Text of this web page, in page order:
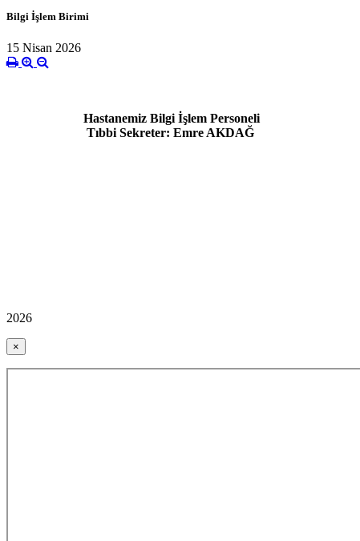
Bilgi İşlem Birimi
15 Nisan 2026
Hastanemiz Bilgi İşlem Personeli
Tıbbi Sekreter: Emre AKDAĞ
2026
×